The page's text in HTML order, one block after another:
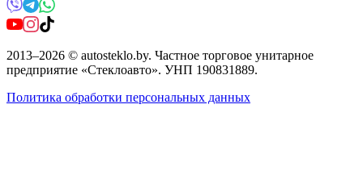
2013–2026 © autosteklo.by. Частное торговое унитарное
предприятие «Стеклоавто». УНП 190831889.
Политика обработки персональных данных